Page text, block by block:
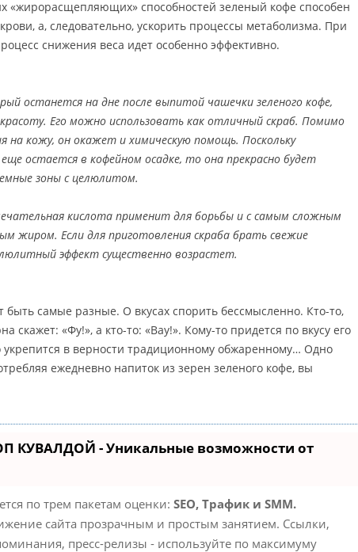
«жирорасщепляющих» способностей зеленый кофе способен
а, следовательно, ускорить процессы метаболизма. При
снижения веса идет особенно эффективно.
останется на дне после выпитой чашечки зеленого кофе,
Его можно использовать как отличный скраб. Помимо
на кожу, он окажет и химическую помощь. Поскольку
остается в кофейном осадке, то она прекрасно будет
зоны с целюлитом.
кислота применит для борьбы и с самым сложным
жиром. Если для приготовления скраба брать свежие
эффект существенно возрастет.
быть самые разные. О вкусах спорить бессмысленно. Кто-то,
скажет: «Фу!», а кто-то: «Вау!». Кому-то придется по вкусу его
укрепится в верности традиционному обжаренному… Одно
ежедневно напиток из зерен зеленого кофе, вы
КУВАЛДОЙ - Уникальные возможности от
по трем пакетам оценки: SEO, Трафик и SMM.
сайта прозрачным и простым занятием. Ссылки,
пресс-релизы - используйте по максимуму